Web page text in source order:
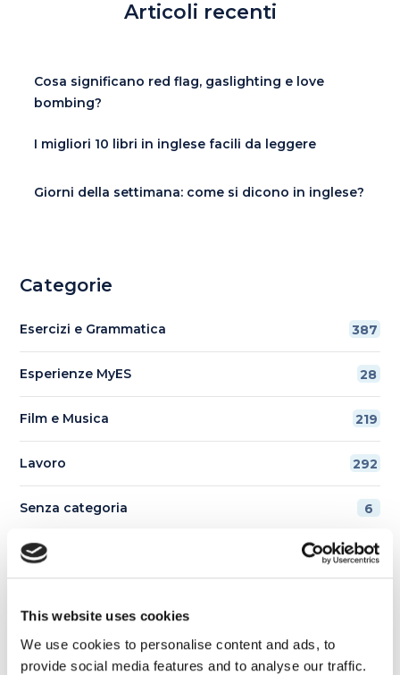
This website uses cookies
We use cookies to personalise content and ads, to
provide social media features and to analyse our traffic.
Articoli recenti
Cosa significano red flag, gaslighting e love
bombing?
I migliori 10 libri in inglese facili da leggere
Giorni della settimana: come si dicono in inglese?
Categorie
Esercizi e Grammatica 387
Esperienze MyES 28
Film e Musica 219
Lavoro 292
Senza categoria 6
Tips e Curiosità 517
Ti è piaciuto l'articolo?